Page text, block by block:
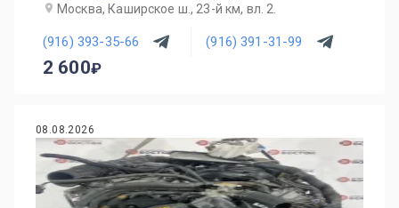
Москва, Каширское ш., 23-й км, вл. 2.
(916) 393-35-66 (916) 391-31-99
2 600
08.08.2026